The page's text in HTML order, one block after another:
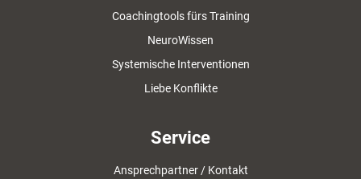
Coachingtools fürs Training
NeuroWissen
Systemische Interventionen
Liebe Konflikte
Service
Ansprechpartner / Kontakt